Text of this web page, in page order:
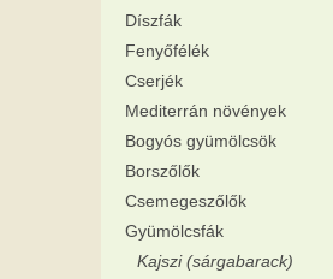
Díszfák
Fenyőfélék
Cserjék
Mediterrán növények
Bogyós gyümölcsök
Borszőlők
Csemegeszőlők
Gyümölcsfák
Kajszi (sárgabarack)